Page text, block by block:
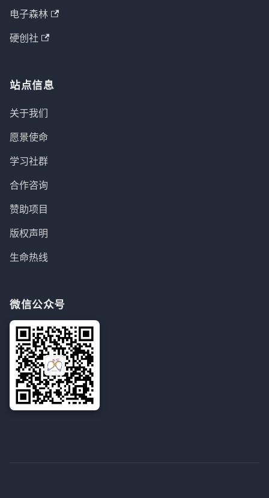
电子森林
硬创社
站点信息
关于我们
愿景使命
学习社群
合作咨询
赞助项目
版权声明
生命热线
微信公众号